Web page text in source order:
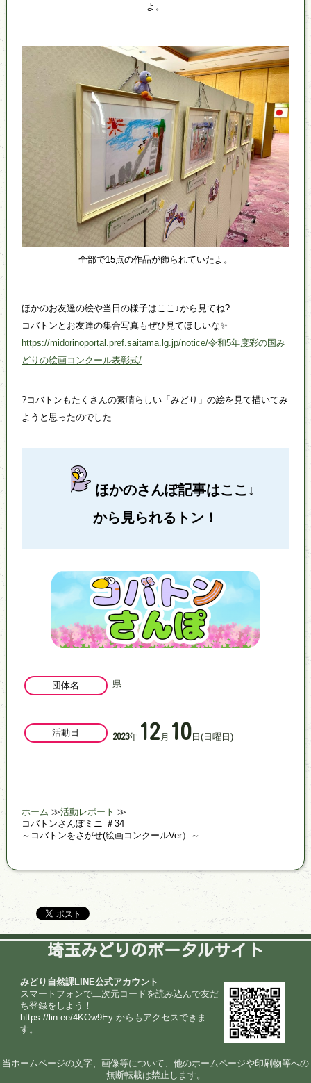
よ。
全部で15点の作品が飾られていたよ。
ほかのお友達の絵や当日の様子はここ↓から見てね?
コバトンとお友達の集合写真もぜひ見てほしいな✨
https://midorinoportal.pref.saitama.lg.jp/notice/令和5年度彩の国み
どりの絵画コンクール表彰式/
?コバトンもたくさんの素晴らしい「みどり」の絵を見て描いてみ
ようと思ったのでした…
ほかのさんぽ記事はここ↓
から見られるトン！
団体名 県
活動日 2023年 12月 10 日(日曜日)
ホーム
活動レポート
コバトンさんぽミニ ＃34
～コバトンをさがせ(絵画コンクールVer）～
埼玉みどりのポータルサイト
みどり自然課LINE公式アカウント
スマートフォンで二次元コードを読み込んで友だ
ち登録をしよう！
https://lin.ee/4KOw9Ey からもアクセスできま
す。
当ホームページの文字、画像等について、他のホームページや印刷物等への
無断転載は禁止します。